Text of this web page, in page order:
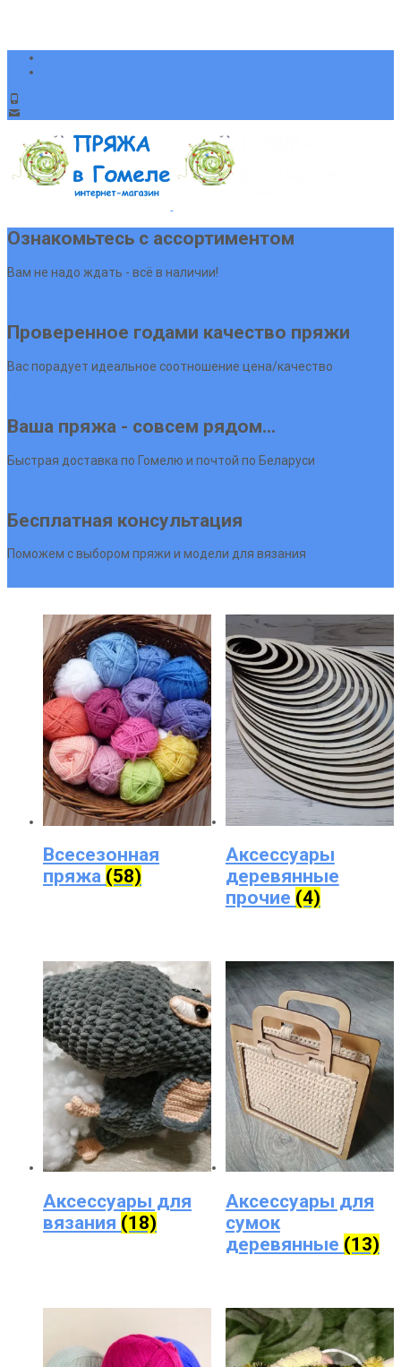
Ознакомьтесь с ассортиментом
Вам не надо ждать - всё в наличии!
Проверенное годами качество пряжи
Вас порадует идеальное соотношение цена/качество
Ваша пряжа - совсем рядом...
Быстрая доставка по Гомелю и почтой по Беларуси
Бесплатная консультация
Поможем с выбором пряжи и модели для вязания
Всесезонная
пряжа (58)
Аксессуары
деревянные
прочие (4)
Аксессуары для
вязания (18)
Аксессуары для
сумок
деревянные (13)